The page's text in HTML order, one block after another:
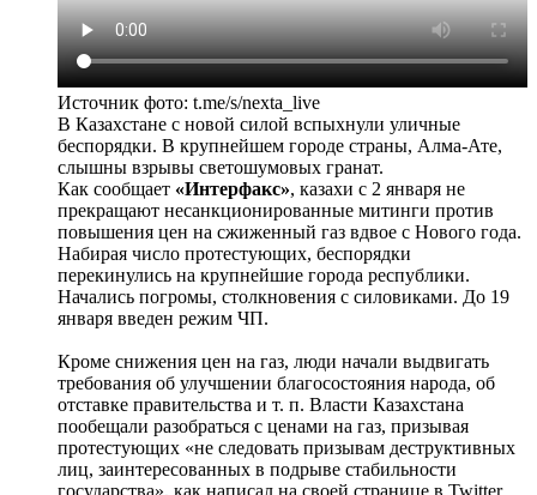
Источник фото: t.me/s/nexta_live
В Казахстане с новой силой вспыхнули уличные
беспорядки. В крупнейшем городе страны, Алма-Ате,
слышны взрывы светошумовых гранат.
Как сообщает «Интерфакс», казахи с 2 января не
прекращают несанкционированные митинги против
повышения цен на сжиженный газ вдвое с Нового года.
Набирая число протестующих, беспорядки
перекинулись на крупнейшие города республики.
Начались погромы, столкновения с силовиками. До 19
января введен режим ЧП.
Кроме снижения цен на газ, люди начали выдвигать
требования об улучшении благосостояния народа, об
отставке правительства и т. п. Власти Казахстана
пообещали разобраться с ценами на газ, призывая
протестующих «не следовать призывам деструктивных
лиц, заинтересованных в подрыве стабильности
государства», как написал на своей странице в Twitter